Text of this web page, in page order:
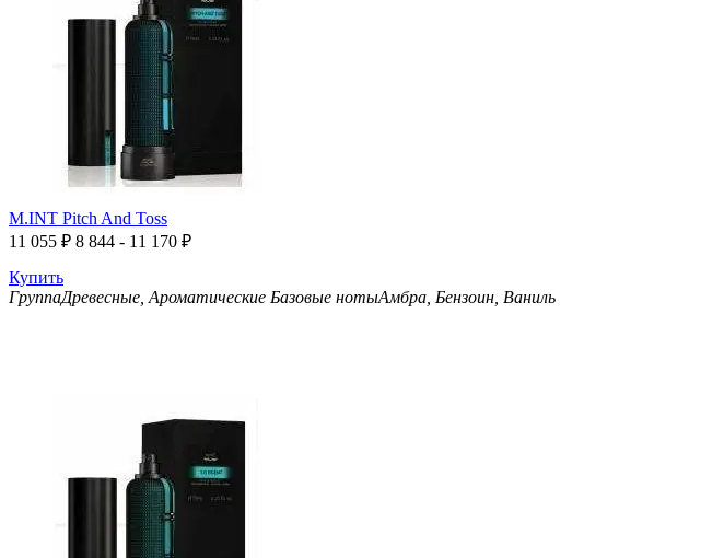
M.INT Pitch And Toss
11 055 ₽ 8 844 - 11 170 ₽
Купить
ГруппаДревесные, Ароматические Базовые нотыАмбра, Бензоин, Ваниль